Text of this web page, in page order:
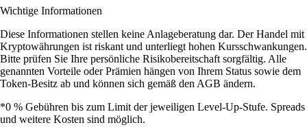
Wichtige Informationen
Diese Informationen stellen keine Anlageberatung dar. Der Handel mit
Kryptowährungen ist riskant und unterliegt hohen Kursschwankungen.
Bitte prüfen Sie Ihre persönliche Risikobereitschaft sorgfältig. Alle
genannten Vorteile oder Prämien hängen von Ihrem Status sowie dem
Token-Besitz ab und können sich gemäß den AGB ändern.
*0 % Gebühren bis zum Limit der jeweiligen Level-Up-Stufe. Spreads
und weitere Kosten sind möglich.